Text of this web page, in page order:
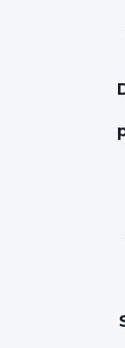
firme,
De
posee,
que
Su